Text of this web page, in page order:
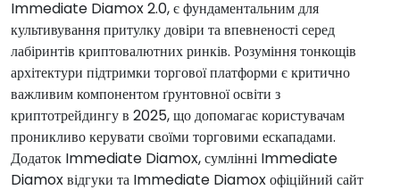
Immediate Diamox 2.0, є фундаментальним для
культивування притулку довіри та впевненості серед
лабіринтів криптовалютних ринків. Розуміння тонкощів
архітектури підтримки торгової платформи є критично
важливим компонентом ґрунтовної освіти з
криптотрейдингу в 2025, що допомагає користувачам
проникливо керувати своїми торговими ескападами.
Додаток Immediate Diamox, сумлінні Immediate
Diamox відгуки та Immediate Diamox офіційний сайт